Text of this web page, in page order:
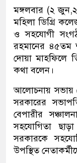
মঙ্গলবার (২
মহিলা ডিগ্রি
ও সহযোগী
রহমানের ৪৫তম
দোয়া মাহফিলে
কথা বলেন।
আলোচনায় সভায়
সরকারের
বেপারীর
সহযোগিতা
সরকারকে
উপস্থিত